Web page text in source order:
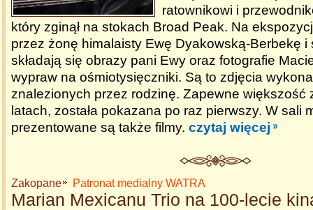
ratownikowi i
który zginął na stokach Broad Peak. Na
przez żonę himalaisty Ewę Dyakowską-Berbekę i
składają się obrazy pani Ewy oraz fotografie
wypraw na ośmiotysięczniki. Są to zdjęcia
znalezionych przez rodzinę. Zapewne większość
latach, została pokazana po raz pierwszy. W sali
prezentowane są także filmy. czytaj więcej
Zakopane Patronat medialny WATRA
Marian Mexicanu Trio na 100-lecie